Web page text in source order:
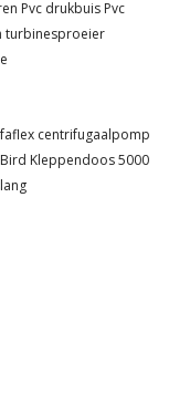
Pvc drukbuis Pvc
turbinesproeier
centrifugaalpomp
Kleppendoos5000